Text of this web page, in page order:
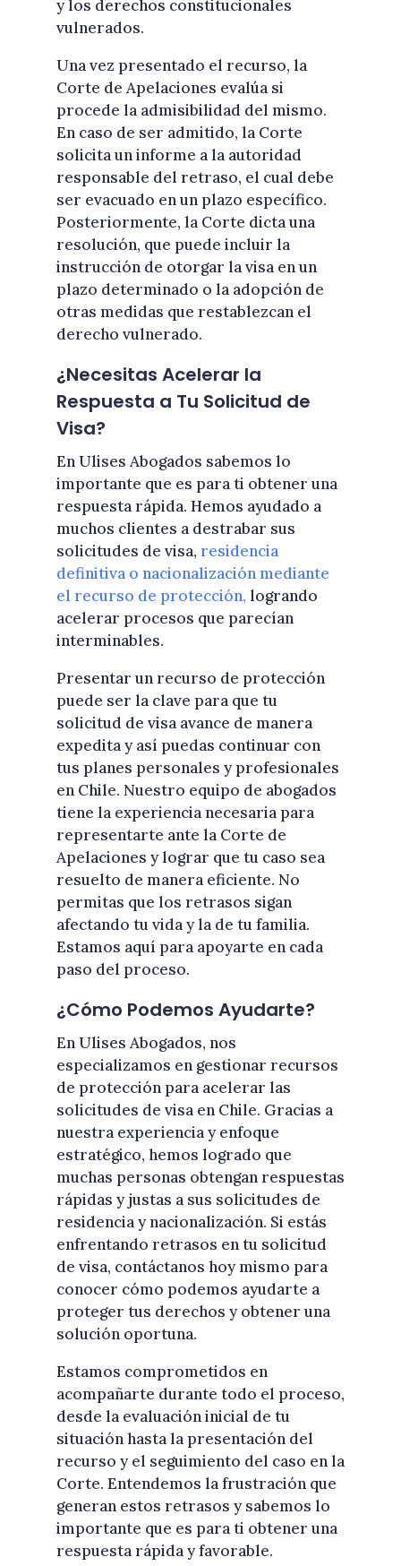
y los derechos constitucionales
vulnerados.
Una vez presentado el recurso, la
Corte de Apelaciones evalúa si
procede la admisibilidad del mismo.
En caso de ser admitido, la Corte
solicita un informe a la autoridad
responsable del retraso, el cual debe
ser evacuado en un plazo específico.
Posteriormente, la Corte dicta una
resolución, que puede incluir la
instrucción de otorgar la visa en un
plazo determinado o la adopción de
otras medidas que restablezcan el
derecho vulnerado.
¿Necesitas Acelerar la
Respuesta a Tu Solicitud de
Visa?
En Ulises Abogados sabemos lo
importante que es para ti obtener una
respuesta rápida. Hemos ayudado a
muchos clientes a destrabar sus
solicitudes de visa, residencia
definitiva o nacionalización mediante
el recurso de protección, logrando
acelerar procesos que parecían
interminables.
Presentar un recurso de protección
puede ser la clave para que tu
solicitud de visa avance de manera
expedita y así puedas continuar con
tus planes personales y profesionales
en Chile. Nuestro equipo de abogados
tiene la experiencia necesaria para
representarte ante la Corte de
Apelaciones y lograr que tu caso sea
resuelto de manera eficiente. No
permitas que los retrasos sigan
afectando tu vida y la de tu familia.
Estamos aquí para apoyarte en cada
paso del proceso.
¿Cómo Podemos Ayudarte?
En Ulises Abogados, nos
especializamos en gestionar recursos
de protección para acelerar las
solicitudes de visa en Chile. Gracias a
nuestra experiencia y enfoque
estratégico, hemos logrado que
muchas personas obtengan respuestas
rápidas y justas a sus solicitudes de
residencia y nacionalización. Si estás
enfrentando retrasos en tu solicitud
de visa, contáctanos hoy mismo para
conocer cómo podemos ayudarte a
proteger tus derechos y obtener una
solución oportuna.
Estamos comprometidos en
acompañarte durante todo el proceso,
desde la evaluación inicial de tu
situación hasta la presentación del
recurso y el seguimiento del caso en la
Corte. Entendemos la frustración que
generan estos retrasos y sabemos lo
importante que es para ti obtener una
respuesta rápida y favorable.